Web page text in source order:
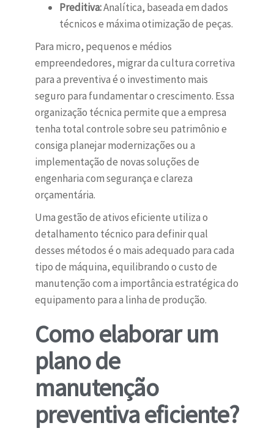
Preditiva:Analítica, baseada em dados
técnicos e máxima otimização de peças.
Para micro, pequenos e médios
empreendedores, migrar da cultura corretiva
para a preventiva é o investimento mais
seguro para fundamentar o crescimento. Essa
organização técnica permite que a empresa
tenha total controle sobre seu patrimônio e
consiga planejar modernizações ou a
implementação de novas soluções de
engenharia com segurança e clareza
orçamentária.
Uma gestão de ativos eficiente utiliza o
detalhamento técnico para definir qual
desses métodos é o mais adequado para cada
tipo de máquina, equilibrando o custo de
manutenção com a importância estratégica do
equipamento para a linha de produção.
Como elaborar um
plano de
manutenção
preventiva eficiente?